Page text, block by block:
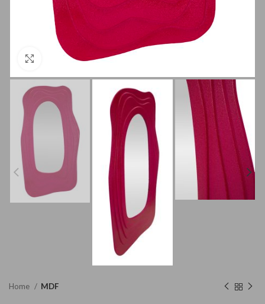
Clicca per ingrandire
Home MDF